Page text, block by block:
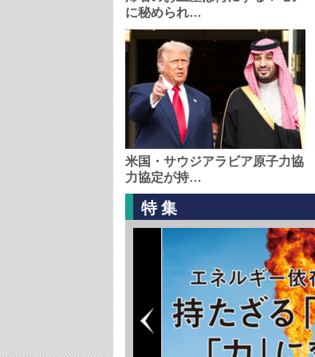
に秘められ…
米国・サウジアラビア原子力協
力協定が持…
特集